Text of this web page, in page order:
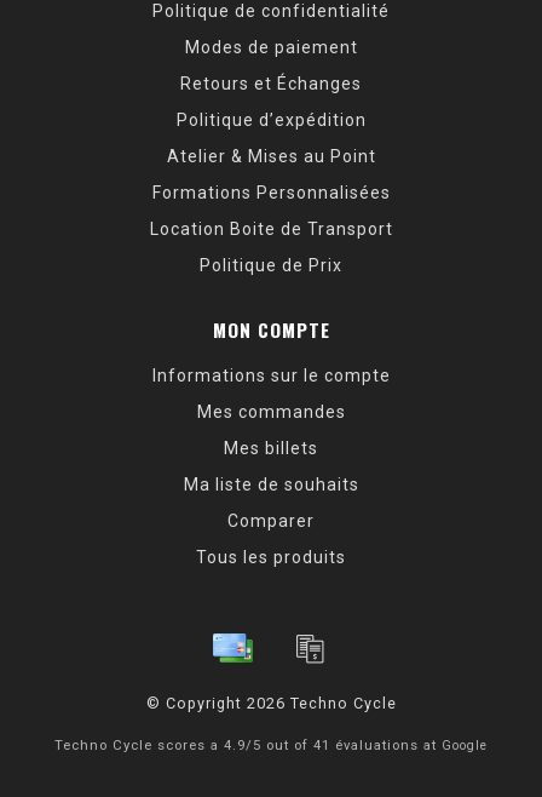
Politique de confidentialité
Modes de paiement
Retours et Échanges
Politique d’expédition
Atelier & Mises au Point
Formations Personnalisées
Location Boite de Transport
Politique de Prix
MON COMPTE
Informations sur le compte
Mes commandes
Mes billets
Ma liste de souhaits
Comparer
Tous les produits
© Copyright 2026 Techno Cycle
Techno Cycle scores a 4.9/ 5 out of 41 évaluations at Google